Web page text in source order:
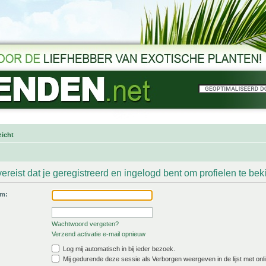
dat je geregistreerd en ingelogd bent om profielen te
Wachtwoord vergeten?
Verzend activatie e-mail opnieuw
Log mij automatisch in bij ieder bezoek.
Mij gedurende deze sessie als Verborgen weergeven in de lijst met